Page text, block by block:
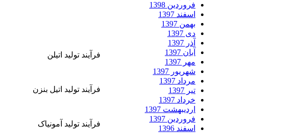
فروردین 1398
اسفند 1397
بهمن 1397
دی 1397
آذر 1397
آبان 1397
مهر 1397
شهریور 1397
مرداد 1397
تیر 1397
خرداد 1397
اردیبهشت 1397
فروردین 1397
اسفند 1396
فرآیند تولید اتیلن
فرآیند تولید اتیل بنزن
فرآیند تولید آمونیاک